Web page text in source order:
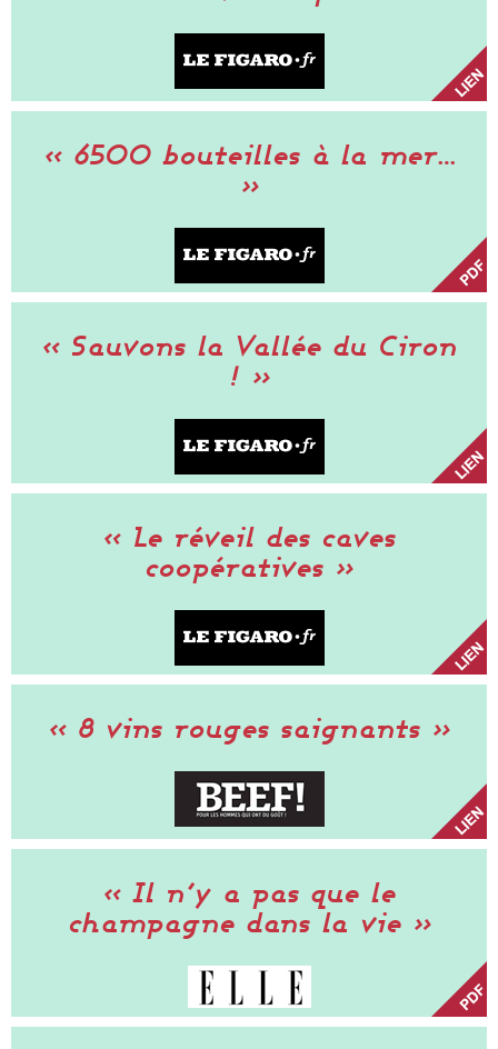
« 6500 bouteilles à la mer…
»
« Sauvons la Vallée du Ciron
! »
« Le réveil des caves
coopératives »
« 8 vins rouges saignants »
« Il n’y a pas que le
champagne dans la vie »